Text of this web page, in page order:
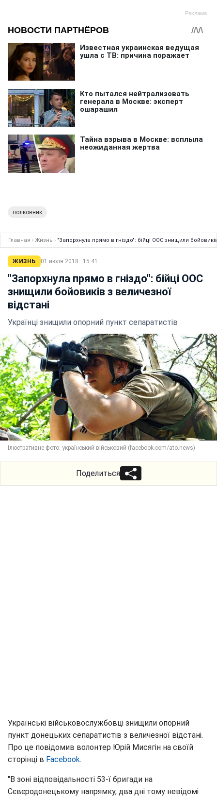
полковник
Главная › Жизнь › "Запорхнула прямо в гніздо": бійці ООС знищили
ЖИЗНЬ 01 июля 2018 · 15:41
"Запорхнула прямо в гніздо": бійці ООС
знищили бойовиків з величезної
відстані
Українці знищили опорний пункт сепаратистів
Ілюстративне фото: український військовий (facebook.com/ato.news)
Поделиться
Українські військовослужбовці знищили опорний
пункт донецьких сепаратистів з величезної відстані.
Про це повідомив волонтер Юрій Мисягін на своїй
сторінці в Facebook.
"В зоні відповідальності 53-ї бригади на
Сєвєродонецькому напрямку, два дні тому невідомі